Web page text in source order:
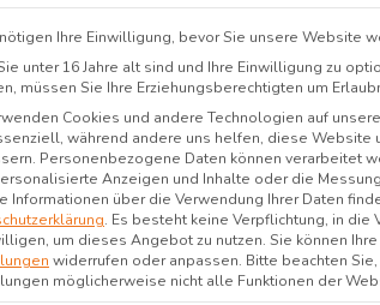
A
l
t
e
r
n
a
t
Ihre Einwilligung, bevor Sie unsere Website
unter 16 Jahre alt sind und Ihre Einwilligung zu
müssen Sie Ihre Erziehungsberechtigten um
Cookies und andere Technologien auf
während andere uns helfen, diese Website
Personenbezogene Daten können verarbeitet
Anzeigen und Inhalte oder die
Informationen über die Verwendung Ihrer Daten
. Es besteht keine Verpflichtung, in die
um dieses Angebot zu nutzen. Sie können
widerrufen oder anpassen. Bitte beachten
möglicherweise nicht alle Funktionen der